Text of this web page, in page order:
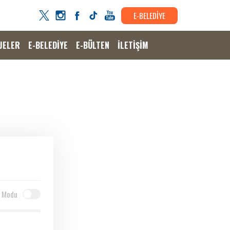
E-BELEDİYE
E-BELEDİYE E-BÜLTEN İLETİŞİM